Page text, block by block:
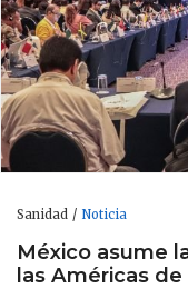
Sanidad Noticia
México asume
las Américas